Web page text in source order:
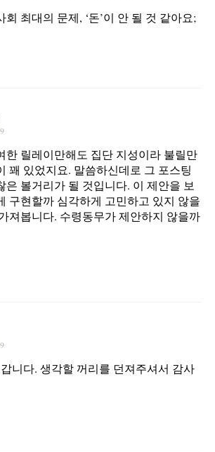
회 최대의 문제, ‘돈’이 안 될 것 같아요;
한 릴레이만해도 집단 지성이라 불릴만
꽤 있었지요. 말씀하신데로 그 포스팅
은 볼거리가 될 것입니다. 이 제안을 보
구현할까 심각하게 고민하고 있지 않을
져봅니다. 수령동무가 제안하지 않을까
니다. 생각할 꺼리를 던져주셔서 감사